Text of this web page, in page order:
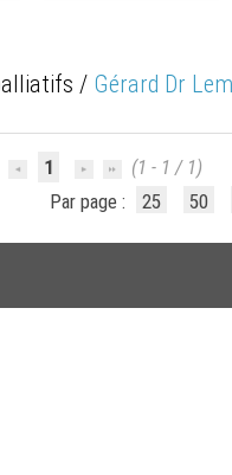
/ Gérard Dr
1
(1 - 1 / 1)
Par page :
25 50